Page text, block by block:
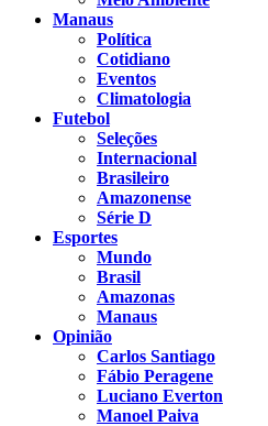
Manaus
Política
Cotidiano
Eventos
Climatologia
Futebol
Seleções
Internacional
Brasileiro
Amazonense
Série D
Esportes
Mundo
Brasil
Amazonas
Manaus
Opinião
Carlos Santiago
Fábio Peragene
Luciano Everton
Manoel Paiva